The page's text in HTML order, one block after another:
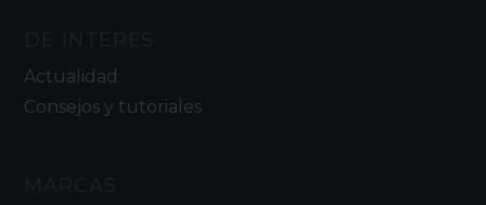
Actualidad
Consejos y tutoriales